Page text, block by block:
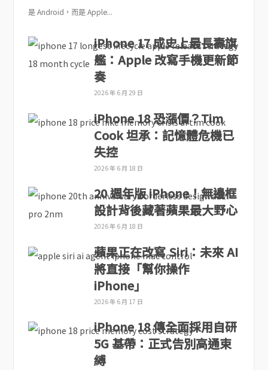
是 Android，而是 Apple...
iPhone 17 成史上最長壽旗
艦：Apple 改寫手機更新節
奏
2026 年 6 月 29 日
iPhone 18 恐漲價？Tim
Cook 坦承：記憶體危機已
失控
2026 年 6 月 18 日
20 週年版 iPhone！無邊框
設計背後藏著蘋果最大野心
2026 年 6 月 18 日
蘋果正在改寫 Siri：未來 AI
將直接「幫你操作
iPhone」
2026 年 6 月 17 日
iPhone 18 傳全面採用自研
5G 基帶：正式告別高通束
縛